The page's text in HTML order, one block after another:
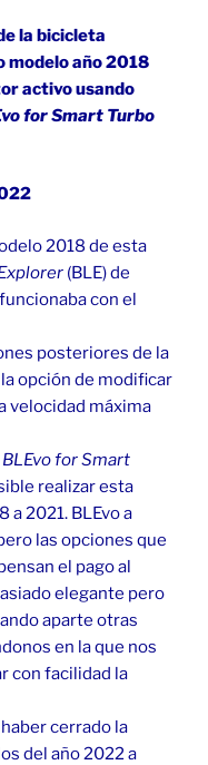
la bicicleta
modelo año 2018
activo usando
for Smart Turbo
2018 de esta
(BLE) de
con el
posteriores de la
opción de modificar
velocidad máxima
BLEvo for Smart
realizar esta
a 2021. BLEvo a
las opciones que
el pago al
elegante pero
aparte otras
en la que nos
con facilidad la
cerrado la
del año 2022 a